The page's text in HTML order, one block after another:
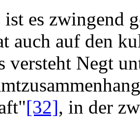
es zwingend
auch auf den
versteht Negt
[32], in der